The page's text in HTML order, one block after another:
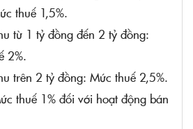
thuế 1,5%.
từ 1 tỷ đồng đến 2 tỷ đồng:
2%.
trên 2 tỷ đồng: Mức thuế 2,5%.
thuế 1% đối với hoạt động bán